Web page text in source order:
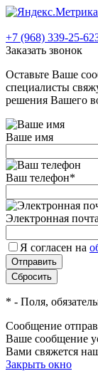
+7 (968) 339-25-62
Заказать звонок
Оставьте Ваше
специалисты
решения Вашего
Ваше имя
Ваш телефон*
Электронная почта
Я согласен на
* - Поля,
Сообщение
Ваше сообщение
Вами свяжется
Закрыть окно